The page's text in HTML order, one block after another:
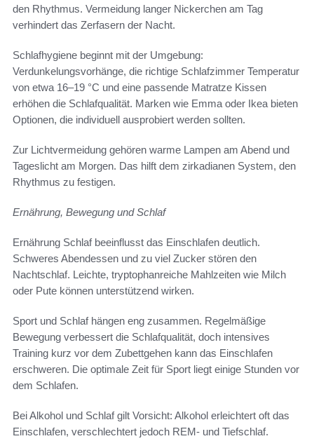
den Rhythmus. Vermeidung langer Nickerchen am Tag
verhindert das Zerfasern der Nacht.
Schlafhygiene beginnt mit der Umgebung:
Verdunkelungsvorhänge, die richtige Schlafzimmer Temperatur
von etwa 16–19 °C und eine passende Matratze Kissen
erhöhen die Schlafqualität. Marken wie Emma oder Ikea bieten
Optionen, die individuell ausprobiert werden sollten.
Zur Lichtvermeidung gehören warme Lampen am Abend und
Tageslicht am Morgen. Das hilft dem zirkadianen System, den
Rhythmus zu festigen.
Ernährung, Bewegung und Schlaf
Ernährung Schlaf beeinflusst das Einschlafen deutlich.
Schweres Abendessen und zu viel Zucker stören den
Nachtschlaf. Leichte, tryptophanreiche Mahlzeiten wie Milch
oder Pute können unterstützend wirken.
Sport und Schlaf hängen eng zusammen. Regelmäßige
Bewegung verbessert die Schlafqualität, doch intensives
Training kurz vor dem Zubettgehen kann das Einschlafen
erschweren. Die optimale Zeit für Sport liegt einige Stunden vor
dem Schlafen.
Bei Alkohol und Schlaf gilt Vorsicht: Alkohol erleichtert oft das
Einschlafen, verschlechtert jedoch REM- und Tiefschlaf.